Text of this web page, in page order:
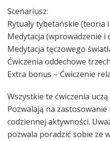
Scenariusz:
Rytuały tybetańskie (teoria
Medytacja (wprowadzenie i
Medytacja tęczowego
Ćwiczenia oddechowe
Extra bonus – Ćwiczenie
Wszystkie te ćwiczenia
Pozwalają na
codziennej aktywności.
pozwala poradzić sobie ze